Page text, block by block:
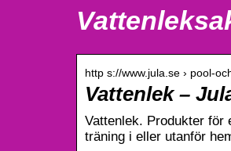
http s://www.jula.se › pool-
Vattenlek –
Vattenlek. Produkter
träning i eller utanför